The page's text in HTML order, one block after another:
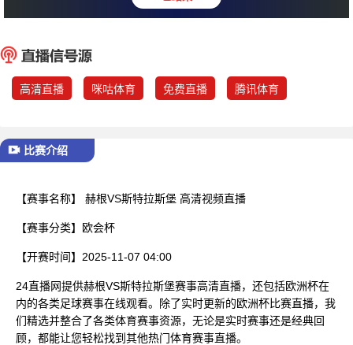
赫根 : 斯特
高清直播 咪咕体育 免费直播 腾讯体育
比赛介绍
【赛事名称】 赫根VS斯特拉斯堡 高清视频直播
【赛事分类】 欧会杯
【开赛时间】 2025-11-07 04:00
24直播网提供赫根VS斯特拉斯堡赛事高清直播，还包括欧洲杯在
内的各类足球赛事在线观看。除了实时更新的欧洲杯比赛直播，我
们精选并整合了各类体育赛事资源，无论是实时赛事还是经典回
顾，都能让您轻松找到其他热门体育赛事直播。